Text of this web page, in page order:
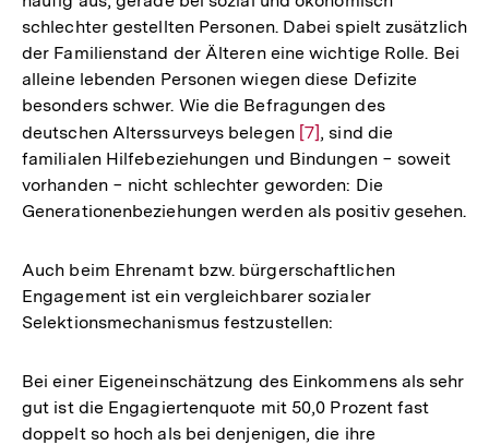
schlechter gestellten Personen. Dabei spielt zusätzlich
der Familienstand der Älteren eine wichtige Rolle. Bei
alleine lebenden Personen wiegen diese Defizite
besonders schwer. Wie die Befragungen des
deutschen Alterssurveys belegen Zur
Auflösung
der
Fußnote
[7], sind die
familialen Hilfebeziehungen und Bindungen − soweit
vorhanden − nicht schlechter geworden: Die
Generationenbeziehungen werden als positiv gesehen.
Auch beim Ehrenamt bzw. bürgerschaftlichen
Engagement ist ein vergleichbarer sozialer
Selektionsmechanismus festzustellen:
Bei einer Eigeneinschätzung des Einkommens als sehr
gut ist die Engagiertenquote mit 50,0 Prozent fast
doppelt so hoch als bei denjenigen, die ihre